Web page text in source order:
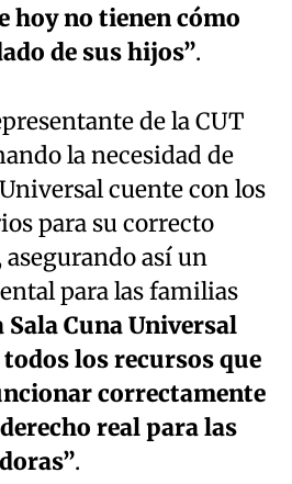
hoy no tienen cómo
de sus hijos”.
de la CUT
la necesidad de
cuente con los
para su correcto
así un
para las familias
Sala Cuna Universal
los recursos que
correctamente
real para las
.